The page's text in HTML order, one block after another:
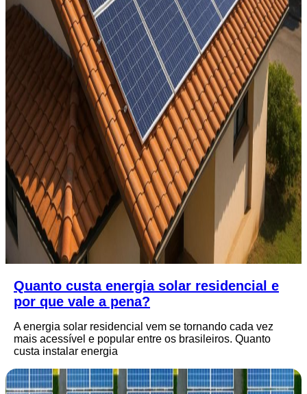
Quanto custa energia solar residencial e
por que vale a pena?
A energia solar residencial vem se tornando cada vez
mais acessível e popular entre os brasileiros. Quanto
custa instalar energia